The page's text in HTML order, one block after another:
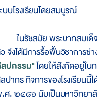
บบโรงเรียนโดยสมบูรณ์
ในรัชสมัย พระบาทสมเด็จพ
จึงได้มีการรื้อฟื้นวิชาการช่
ปกรรม"โดยให้สังกัดอยู่ใ
ปากร กิจการของโรงเรียนนี้
ศ. ๒๔๘๖ นับเป็นมหาวิทยาลั